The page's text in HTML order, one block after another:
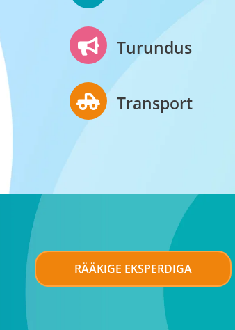
Turundus​
Transport​
RÄÄKIGE EKSPERDIGA